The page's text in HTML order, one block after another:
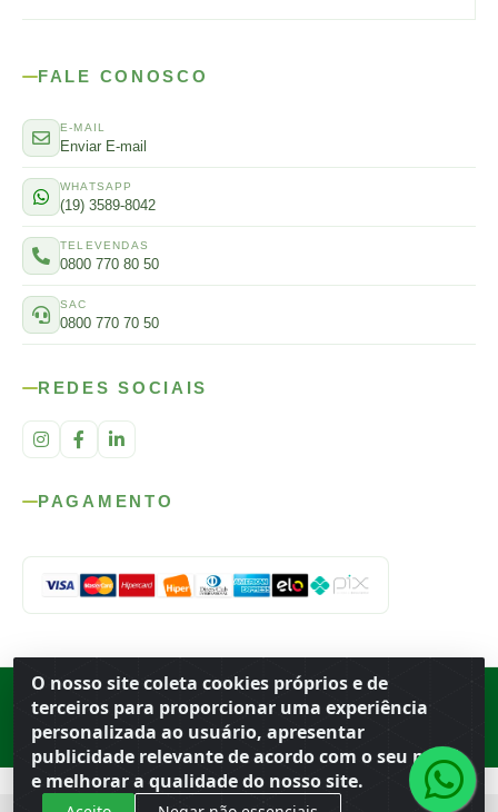
O nosso site coleta cookies próprios e de
terceiros para proporcionar uma experiência
personalizada ao usuário, apresentar
publicidade relevante de acordo com o seu perfil
e melhorar a qualidade do nosso site.
FALE CONOSCO
E-MAIL
Enviar E-mail
WHATSAPP
(19) 3589-8042
TELEVENDAS
0800 770 80 50
SAC
0800 770 70 50
REDES SOCIAIS
PAGAMENTO
Rod. SP-215, s/n, km 98 — Área Rural Porto Ferreira ·BR
· CEP
· CNPJ 56.679.863/0001-91
© 2026 Atacado Ideal